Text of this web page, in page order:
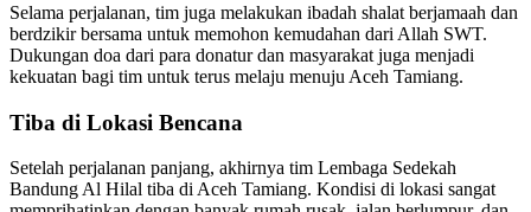
Selama perjalanan, tim juga melakukan ibadah shalat berjamaah dan
berdzikir bersama untuk memohon kemudahan dari Allah SWT.
Dukungan doa dari para donatur dan masyarakat juga menjadi
kekuatan bagi tim untuk terus melaju menuju Aceh Tamiang.
Tiba di Lokasi Bencana
Setelah perjalanan panjang, akhirnya tim Lembaga Sedekah
Bandung Al Hilal tiba di Aceh Tamiang. Kondisi di lokasi sangat